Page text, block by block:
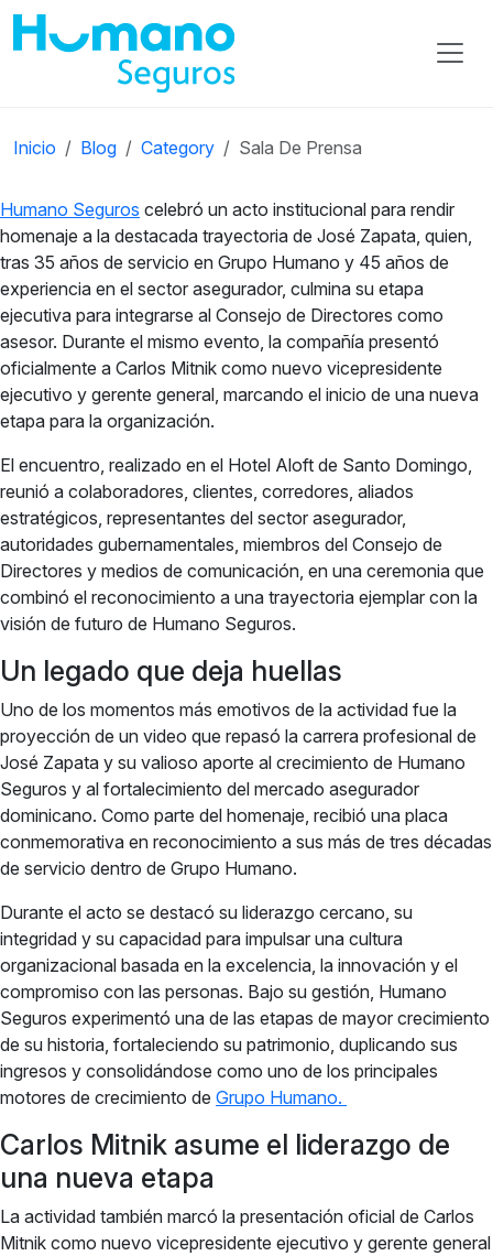
Inicio Blog Category Sala De Prensa
Humano Seguros celebró un acto institucional para rendir
homenaje a la destacada trayectoria de José Zapata, quien,
tras 35 años de servicio en Grupo Humano y 45 años de
experiencia en el sector asegurador, culmina su etapa
ejecutiva para integrarse al Consejo de Directores como
asesor. Durante el mismo evento, la compañía presentó
oficialmente a Carlos Mitnik como nuevo vicepresidente
ejecutivo y gerente general, marcando el inicio de una nueva
etapa para la organización.
El encuentro, realizado en el Hotel Aloft de Santo Domingo,
reunió a colaboradores, clientes, corredores, aliados
estratégicos, representantes del sector asegurador,
autoridades gubernamentales, miembros del Consejo de
Directores y medios de comunicación, en una ceremonia que
combinó el reconocimiento a una trayectoria ejemplar con la
visión de futuro de Humano Seguros.
Un legado que deja huellas
Uno de los momentos más emotivos de la actividad fue la
proyección de un video que repasó la carrera profesional de
José Zapata y su valioso aporte al crecimiento de Humano
Seguros y al fortalecimiento del mercado asegurador
dominicano. Como parte del homenaje, recibió una placa
conmemorativa en reconocimiento a sus más de tres décadas
de servicio dentro de Grupo Humano.
Durante el acto se destacó su liderazgo cercano, su
integridad y su capacidad para impulsar una cultura
organizacional basada en la excelencia, la innovación y el
compromiso con las personas. Bajo su gestión, Humano
Seguros experimentó una de las etapas de mayor crecimiento
de su historia, fortaleciendo su patrimonio, duplicando sus
ingresos y consolidándose como uno de los principales
motores de crecimiento de Grupo Humano.
Carlos Mitnik asume el liderazgo de
una nueva etapa
La actividad también marcó la presentación oficial de Carlos
Mitnik como nuevo vicepresidente ejecutivo y gerente general